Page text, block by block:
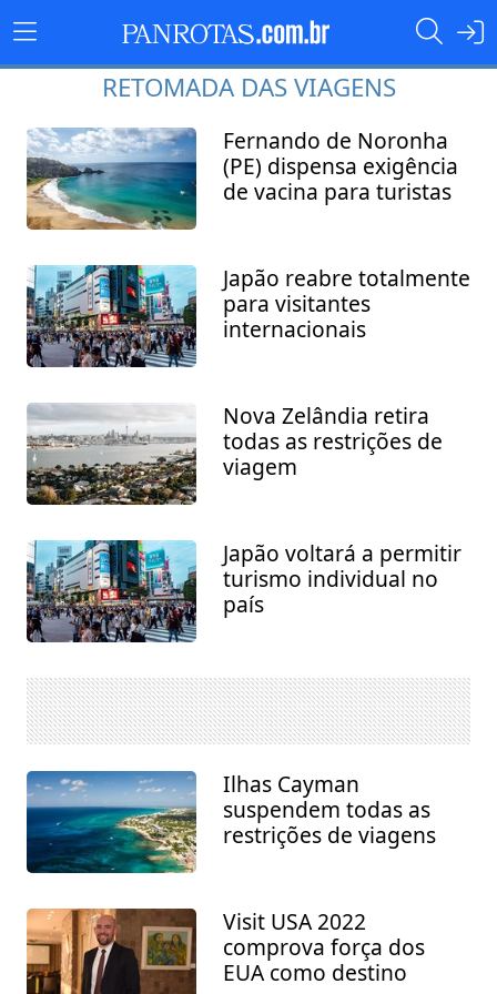
RETOMADA DAS VIAGENS
Fernando de Noronha
(PE) dispensa exigência
de vacina para turistas
Japão reabre totalmente
para visitantes
internacionais
Nova Zelândia retira
todas as restrições de
viagem
Japão voltará a permitir
turismo individual no
país
Ilhas Cayman
suspendem todas as
restrições de viagens
Visit USA 2022
comprova força dos
EUA como destino